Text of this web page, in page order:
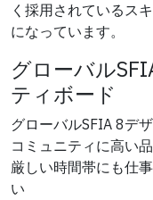
く採用されているス
になっています。
グローバル
ティボード
グローバルSFIA 8デ
コミュニティに高い
厳しい時間帯にも仕
い